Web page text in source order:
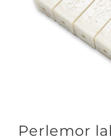
Perlemor